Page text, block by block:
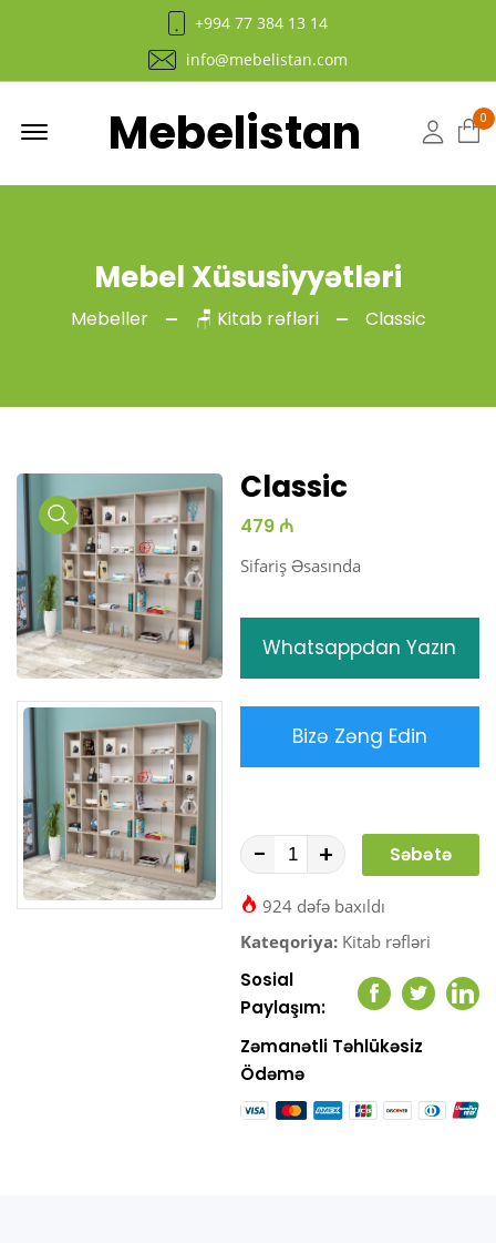
+994 77 384 13 14
info@mebelistan.com
Mebelistan 0
Mebel Xüsusiyyətləri
Mebeller 🪑 Kitab rəfləri Classic
Media
Gallery
Classic
479 ₼
Sifariş Əsasında
Whatsappdan Yazın
Bizə Zəng Edin
- +
Səbətə
924 dəfə baxıldı
Kateqoriya: Kitab rəfləri
Sosial
Paylaşım:
Facebook
Twitter
Zəmanətli Təhlükəsiz
Ödəmə